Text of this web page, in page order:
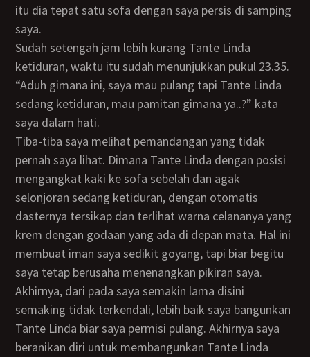
itu dia tepat satu sofa dengan saya persis di samping
saya.
Sudah setengah jam lebih kurang Tante Linda
ketiduran, waktu itu sudah menunjukkan pukul 23.35.
“Aduh gimana ini, saya mau pulang tapi Tante Linda
sedang ketiduran, mau pamitan gimana ya..?” kata
saya dalam hati.
Tiba-tiba saya melihat pemandangan yang tidak
pernah saya lihat. Dimana Tante Linda dengan posisi
mengangkat kaki ke sofa sebelah dan agak
selonjoran sedang ketiduran, dengan otomatis
dasternya tersikap dan terlihat warna celananya yang
krem dengan godaan yang ada di depan mata. Hal ini
membuat iman saya sedikit goyang, tapi biar begitu
saya tetap berusaha menenangkan pikiran saya.
Akhirnya, dari pada saya semakin lama disini
semaking tidak terkendali, lebih baik saya bangunkan
Tante Linda biar saya permisi pulang. Akhirnya saya
beranikan diri untuk membangunkan Tante Linda